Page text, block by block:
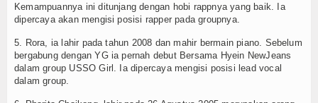
Kemampuannya ini ditunjang dengan hobi rappnya yang baik. Ia
dipercaya akan mengisi posisi rapper pada groupnya.
5. Rora, ia lahir pada tahun 2008 dan mahir bermain piano. Sebelum
bergabung dengan YG ia pernah debut Bersama Hyein NewJeans
dalam group USSO Girl. Ia dipercaya mengisi posisi lead vocal
dalam group.